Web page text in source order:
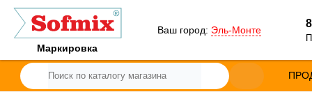
Маркировка
Ваш город: Эль-Монте